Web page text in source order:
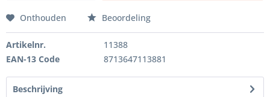
Onthouden Beoordeling
Artikelnr.
11388
EAN-13 Code
8713647113881
Beschrijving